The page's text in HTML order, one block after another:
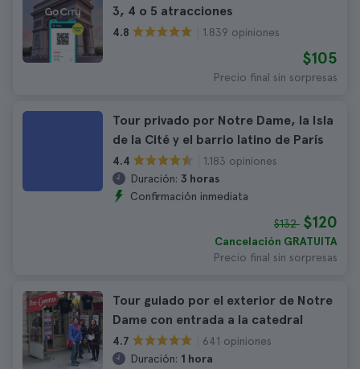
3, 4 o 5 atracciones
4.8 1.839 opiniones
$105
Precio final sin sorpresas
Tour privado por Notre Dame, la Isla
de la Cité y el barrio latino de París
4.4
1.183 opiniones
Duración: 3 horas
Confirmación inmediata
$132 $120
Cancelación GRATUITA
Precio final sin sorpresas
Tour guiado por el exterior de Notre
Dame con entrada a la catedral
4.7
641 opiniones
Duración: 1 hora